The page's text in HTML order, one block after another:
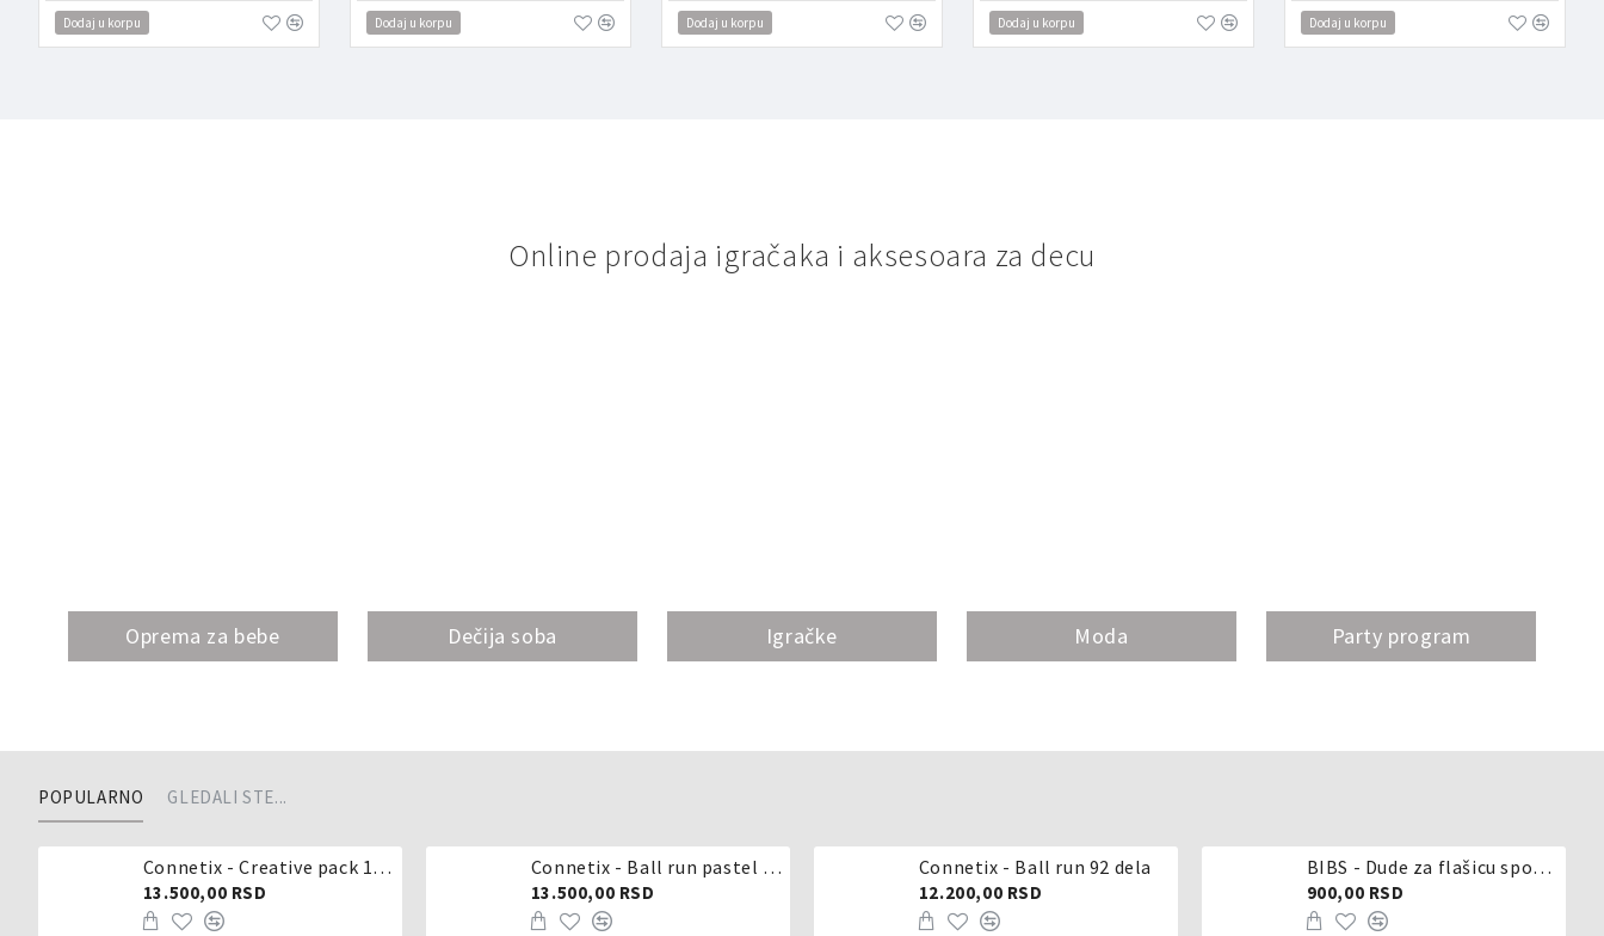
Dodaj u korpu Dodaj u korpu Dodaj u korpu Dodaj u korpu Dodaj u korpu
Online prodaja igračaka i aksesoara za decu
Oprema za bebe Dečija soba Igračke Moda Party program
POPULARNO GLEDALI STE...
Connetix - Creative pack 102 dela
13.500,00 RSD
Connetix - Ball run pastel 106 delova
13.500,00 RSD
Connetix - Ball run 92 dela
12.200,00 RSD
BIBS - Dude za flašicu sporijeg, srednjeg ili brzog protoka - silikon
900,00 RSD